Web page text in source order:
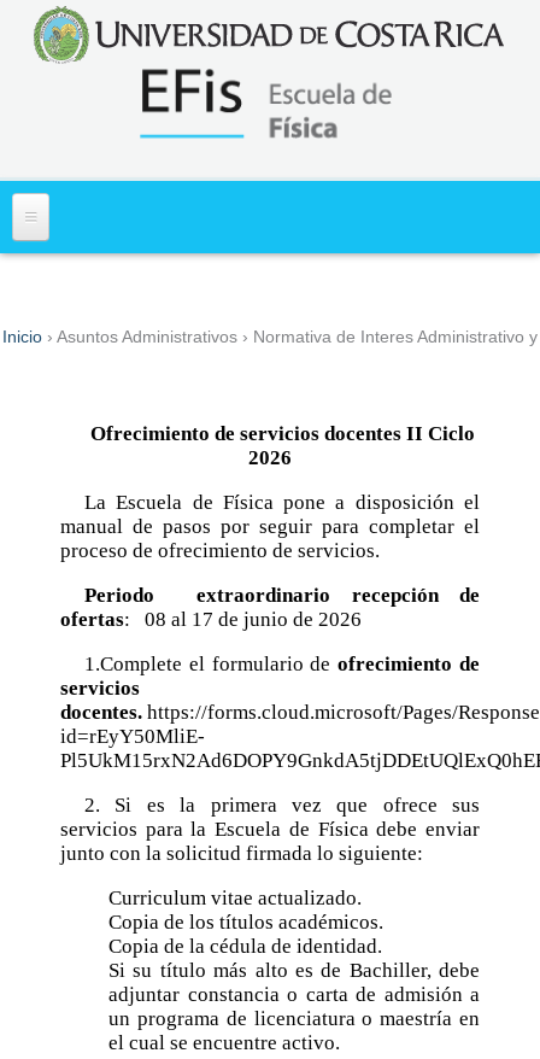
¿Dónde Estamos?
Personal
Docentes
Mujeres en la Escuela de Física
Transparencia
Diagnóstico de los Aprendizajes en Matemática
Requisitos Especiales para ingreso y traslado a
carrera
Solicitud Asistencias
Avisos
Suficiencia/Aprendizaje Adaptativo
Admisión
Aranceles
Reclamos
Formulario para interrupción de estudios parcial
Formulario para interrupción de estudios total
Graduaciones
Infografías
Matrícula por excepción /Levantamiento
requisitos
Solicitud Constancia de programas de cursos
Normativa de Interes Administrativo y Docente
Ofrecimiento de servicios docentes
Informe final de gestión 2020-2024
Informe final de gestión 2016-2020
Normativa de Control Interno
Convención Colectiva de Trabajo
Normativa de Acoso Laboral
Normativa de Dedicación Exclusiva
Normativa de Hostigamiento Sexual
Normativa de Régimen Disciplinario
Docente
Reglamento Interno de Trabajo
Reglamento Ético-Científico
Centros de Investigación
CICANUM
CICIMA
CINESPA
CIGEFI
Oferta Académica
Pregrado
CURSOS DE SERVICIO
METEOROLOGÍA
Bachillerato y Licenciatura en Meteorología,
PLAN 03
Nuevo Plan de Estudios: Bachillerato en
Meteorología
Cursos de Nuevo Plan de Estudios:
Bachillerato en Meteorología, Plan 04
FÍSICA
Nuevo Plan de Estudios: Bachillerato en
Física
Cursos de Nuevo Plan de Estudios:
Bachillerato en Física, Plan 03
Bachillerato en Física, PLAN 02
Comité Estudiantil IAPS
Inicio › Asuntos Administrativos › Normativa de Interes Administrativo
Ofrecimiento de servicios docentes II Ciclo
2026
La Escuela de Física pone a disposición el
manual de pasos por seguir para completar el
proceso de ofrecimiento de servicios.
Periodo extraordinario recepción de
ofertas: 08 al 17 de junio de 2026
1.Complete el formulario de ofrecimiento de
servicios
docentes. https://forms.cloud.microsoft/Pages/
id=rEyY50MliE-
2. Si es la primera vez que ofrece sus
servicios para la Escuela de Física debe enviar
junto con la solicitud firmada lo siguiente:
Curriculum vitae actualizado.
Copia de los títulos académicos.
Copia de la cédula de identidad.
Si su título más alto es de Bachiller, debe
adjuntar constancia o carta de admisión a
un programa de licenciatura o maestría en
el cual se encuentre activo.